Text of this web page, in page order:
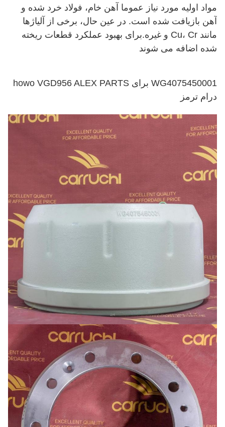
مواد اولیه مورد نیاز عموما آهن خام، فولاد خرد شده و
آهن بازیافت شده است. در عین حال، برخی از آلیاژها
مانند Cu، Cr و غیره.برای بهبود عملکرد قطعات ریخته
شده اضافه می شوند
WG4075450001 برای howo VGD956 ALEX PARTS
درام ترمز